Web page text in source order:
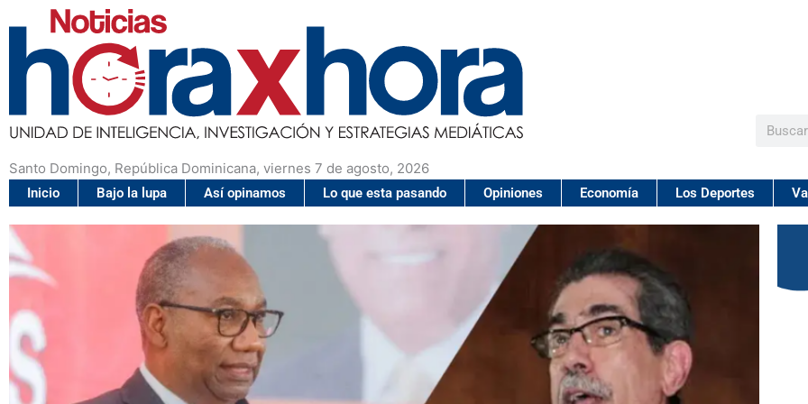
Santo Domingo, República Dominicana, viernes 7 de agosto, 2026
Buscar
Inicio Bajo la lupa Así opinamos Lo que esta pasando Opiniones Economía Los Deportes